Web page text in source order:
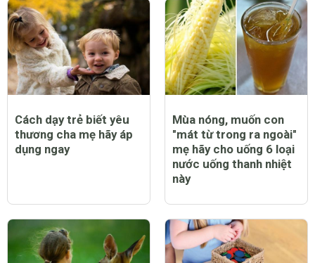
Cách dạy trẻ biết yêu
thương cha mẹ hãy áp
dụng ngay
Mùa nóng, muốn con
"mát từ trong ra ngoài"
mẹ hãy cho uống 6 loại
nước uống thanh nhiệt
này